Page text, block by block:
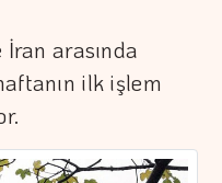
arasında
ilk işlem